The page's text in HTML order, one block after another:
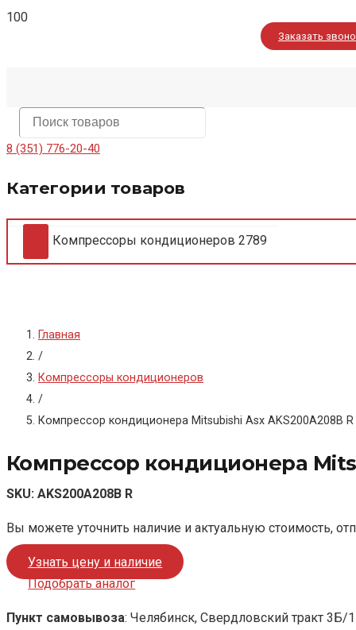
Заказать
8 (351) 776-20-40
Категории товаров
Компрессоры кондиционеров 2789
Главная
/
Компрессоры кондиционеров
/
Компрессор кондиционера Mitsubishi Asx AKS200A208B R
Компрессор кондиционера
SKU: AKS200A208B R
Вы можете уточнить наличие и актуальную стоимость,
Узнать цену и наличие
Подобрать аналог
Пункт самовывоза: Челябинск, Свердловский тракт 3Б/1